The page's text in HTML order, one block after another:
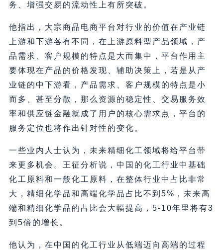
务、增强交易的流动性上有所突破。
他指出，大宗商品电商平台对行业的价值在产业链
上游和下游各有不同，在上游原料型产品领域，产
品需求、客户规模的特点是大而集中，平台作用主
要体现在产品的价格发现、辅助决策上，若是从产
业链的中下游看，产品需求、客户规模的特点是小
而多、甚至分散，那么资源的稳定性、交易服务效
率和供应链金融就成了用户的核心需求点，平台的
服务定位也将作出针对性的变化。
一些业内人士认为，未来精细化工领域将给平台带
来更多机会。王征分析说，中国的化工行业中基础
化工原料和一般化工原料，在整体行业中占比非常
大，精细化学品和高端化学品占比不到5%，未来高
端和精细化学品的占比会大幅提高，5-10年里将有3
到5倍的增长。
他认为，在中国的化工行业从低端迈向高端的过程